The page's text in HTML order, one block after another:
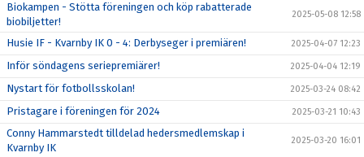
Biokampen - Stötta föreningen och köp rabatterade
biobiljetter!
2025-05-08 12:58
Husie IF - Kvarnby IK 0 - 4: Derbyseger i premiären! 2025-04-07 12:23
Inför söndagens seriepremiärer! 2025-04-04 12:19
Nystart för fotbollsskolan! 2025-03-24 08:42
Pristagare i föreningen för 2024 2025-03-21 10:43
Conny Hammarstedt tilldelad hedersmedlemskap i
Kvarnby IK
2025-03-20 16:01